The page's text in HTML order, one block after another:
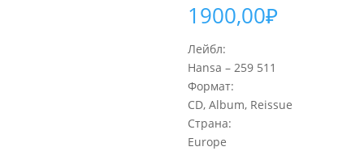
1900,00₽
Лейбл:
Hansa – 259 511
Формат:
CD, Album, Reissue
Страна:
Europe